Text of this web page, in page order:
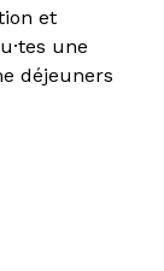
et
une
déjeuners